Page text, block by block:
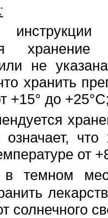
не
хранить
+15° до
что
от
темном
солнечного